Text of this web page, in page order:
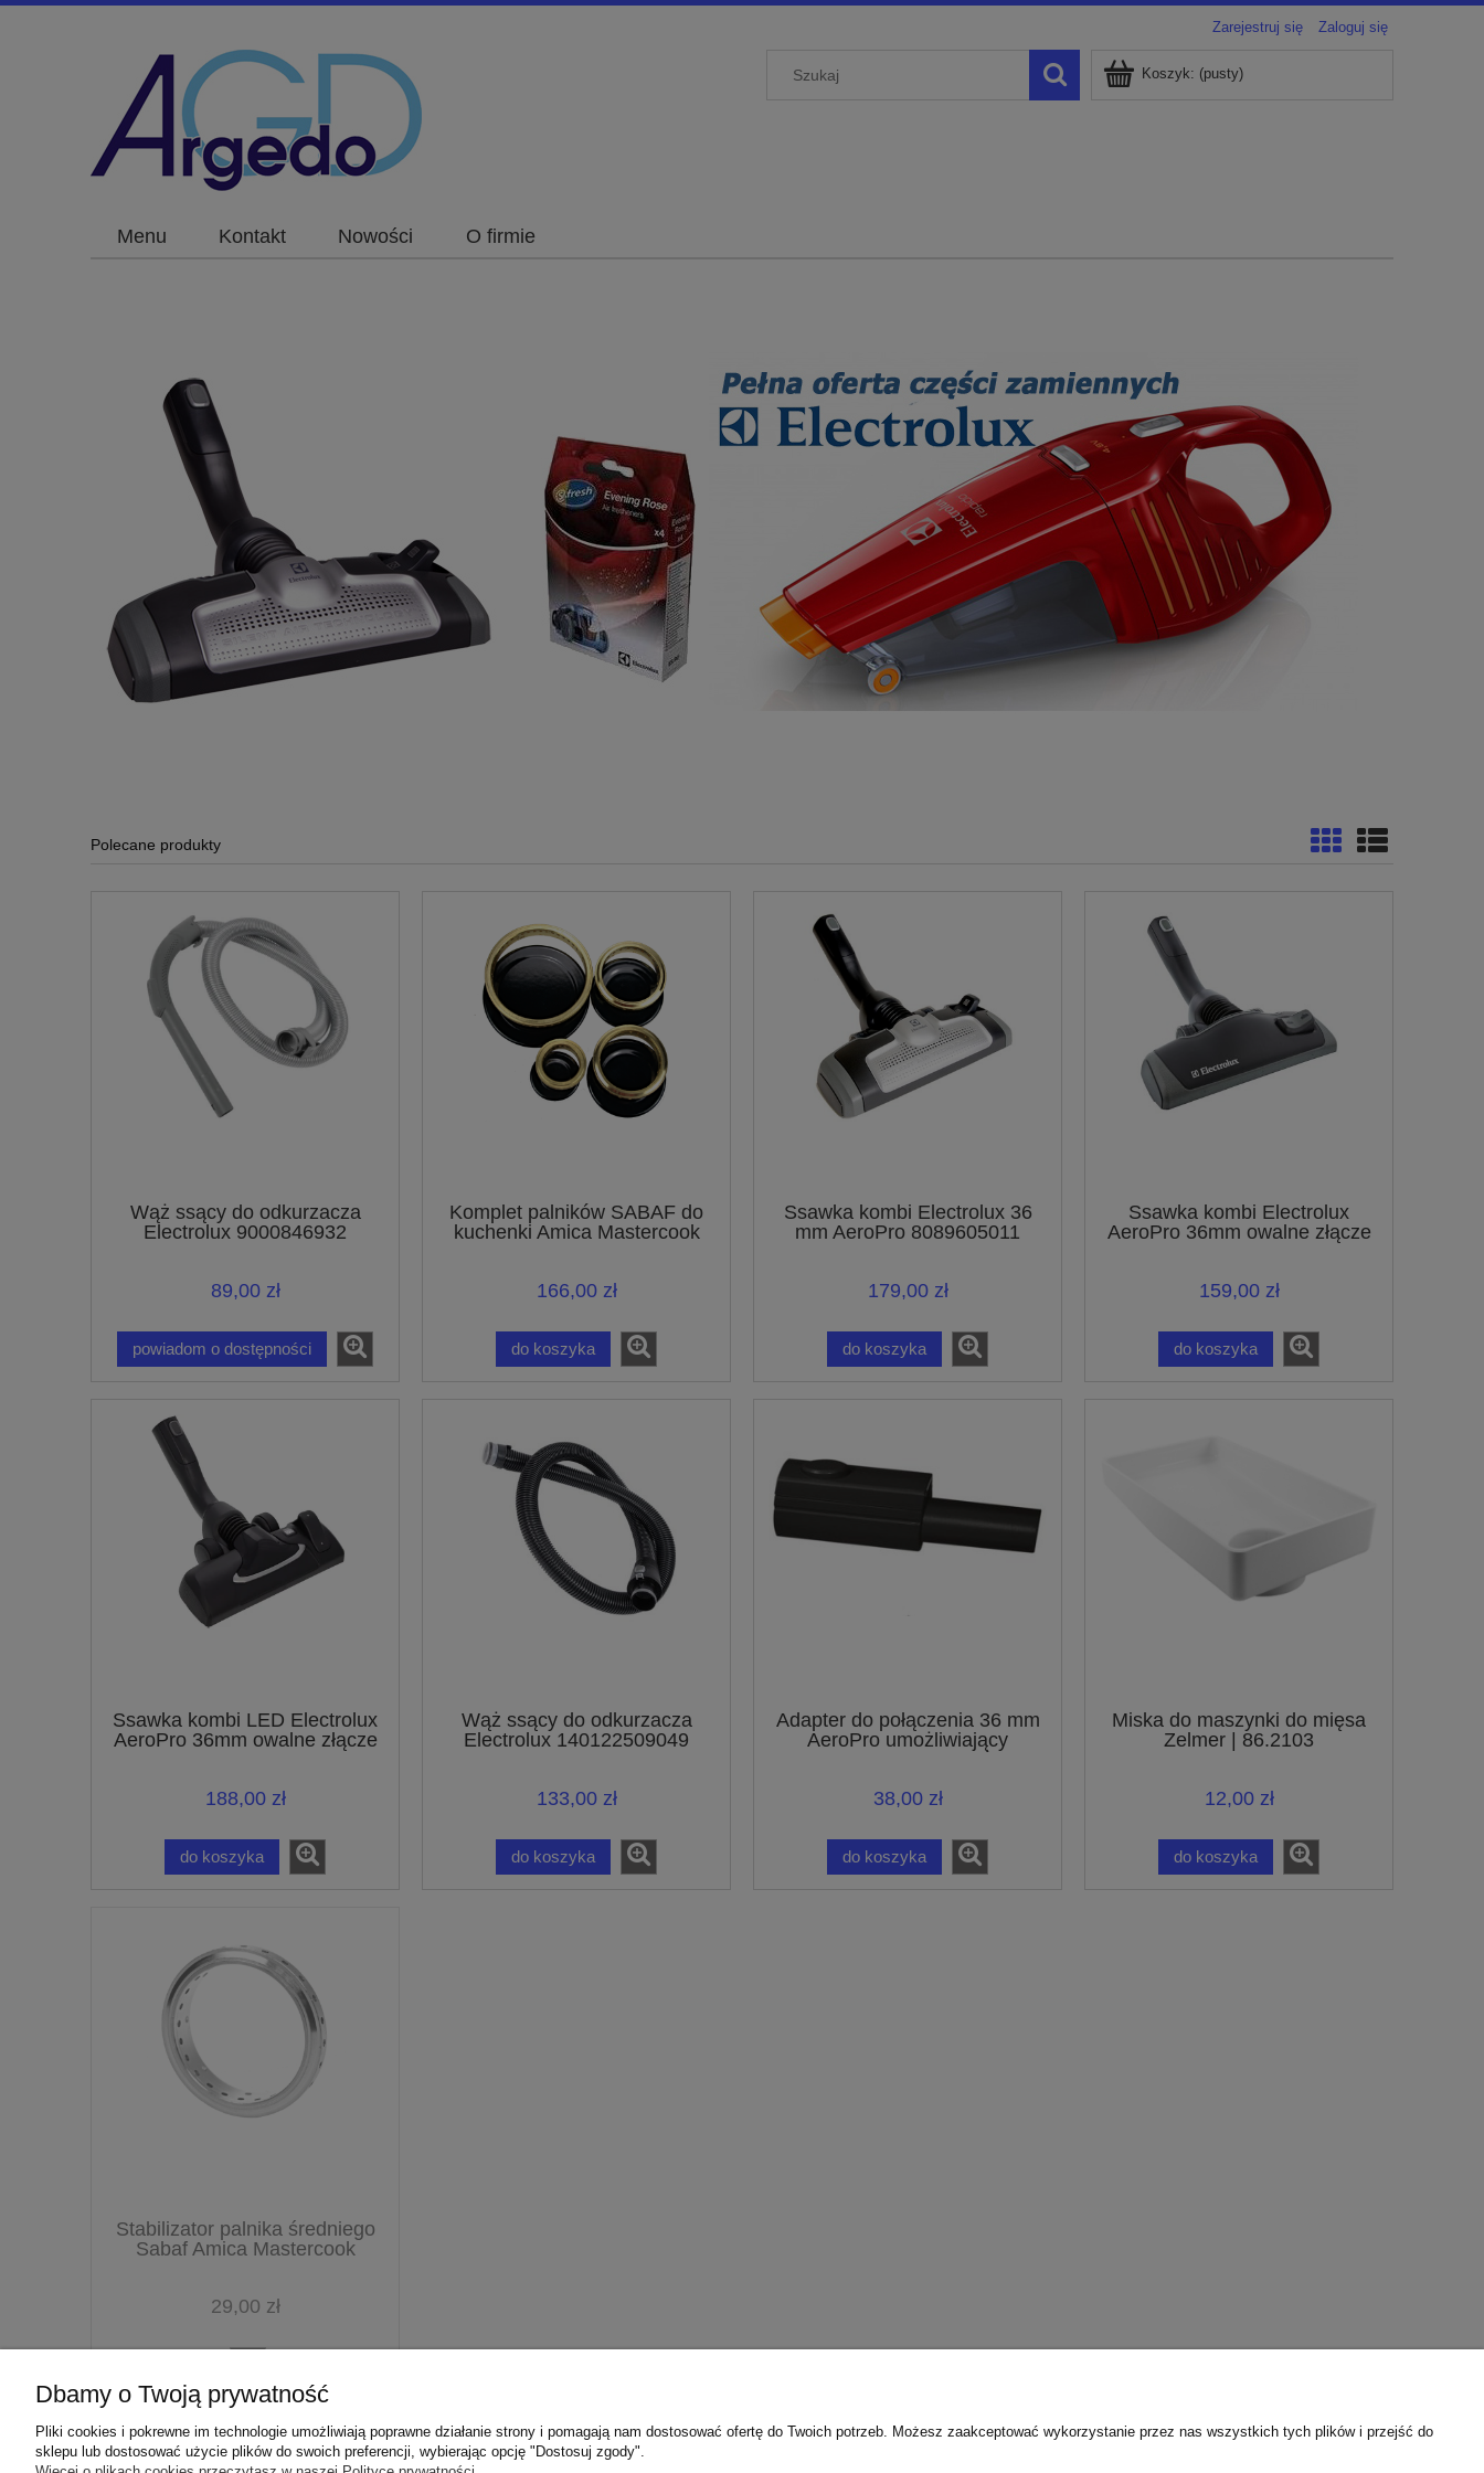
Zarejestruj się Zaloguj się
Koszyk: (pusty)
Menu Kontakt Nowości O firmie
Polecane produkty
Wąż ssący do odkurzacza
Electrolux 9000846932
89,00 zł
powiadom o dostępności
Komplet palników SABAF do
kuchenki Amica Mastercook
166,00 zł
do koszyka
Ssawka kombi Electrolux 36
mm AeroPro 8089605011
179,00 zł
do koszyka
Ssawka kombi Electrolux
AeroPro 36mm owalne złącze
159,00 zł
do koszyka
Ssawka kombi LED Electrolux
AeroPro 36mm owalne złącze
188,00 zł
do koszyka
Wąż ssący do odkurzacza
Electrolux 140122509049
133,00 zł
do koszyka
Adapter do połączenia 36 mm
AeroPro umożliwiający
38,00 zł
do koszyka
Miska do maszynki do mięsa
Zelmer | 86.2103
12,00 zł
do koszyka
Stabilizator palnika średniego
Sabaf Amica Mastercook
29,00 zł
Dbamy o Twoją prywatność
Pliki cookies i pokrewne im technologie umożliwiają poprawne działanie strony i pomagają nam dostosować ofertę do Twoich potrzeb. Możesz zaakceptować wykorzystanie przez nas wszystkich tych plików i przejść do
sklepu lub dostosować użycie plików do swoich preferencji, wybierając opcję "Dostosuj zgody".